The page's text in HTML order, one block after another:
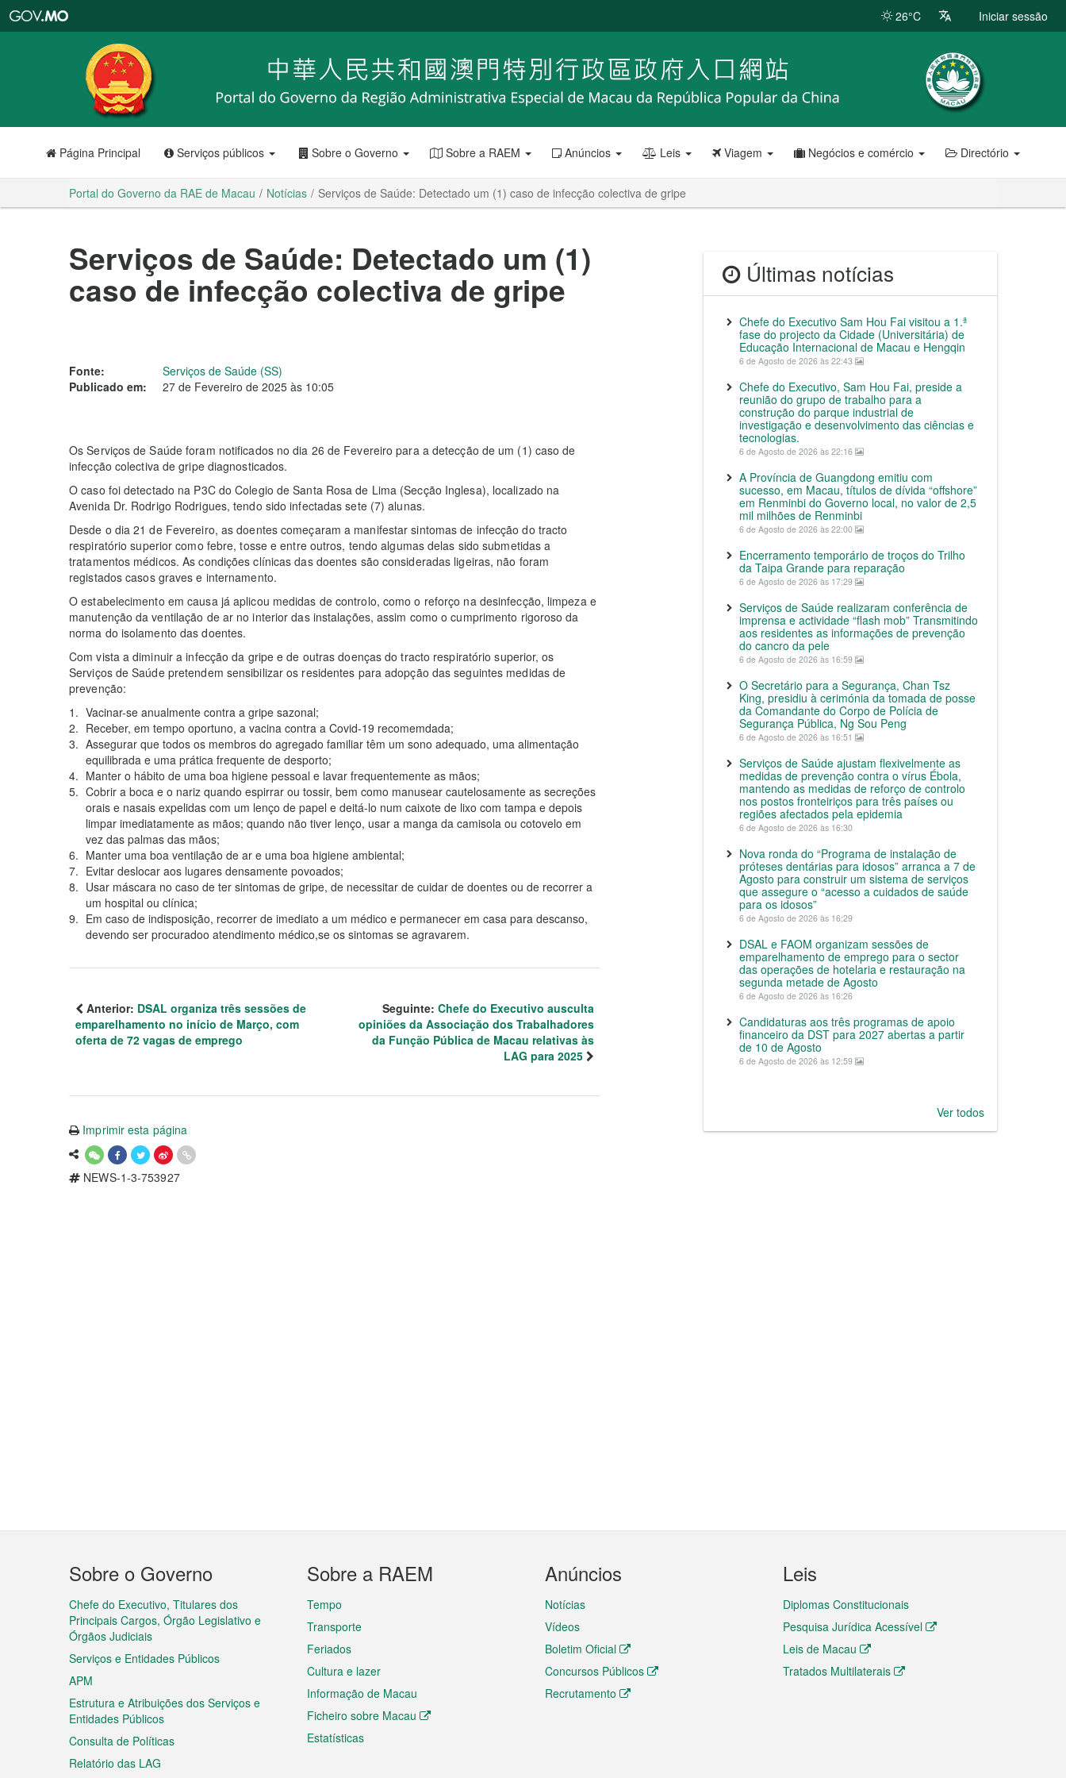
RAE
de
Macau
26°C Iniciar sessão
Página Principal Serviços públicos Sobre o Governo Sobre a RAEM Anúncios Leis Viagem Negócios e comércio Directório
Portal do Governo da RAE de Macau Notícias Serviços de Saúde: Detectado um (1) caso de infecção colectiva de gripe
Serviços de Saúde: Detectado um (1)
caso de infecção colectiva de gripe
Fonte:
Serviços de Saúde (SS)
Publicado em:
27 de Fevereiro de 2025 às 10:05
Os Serviços de Saúde foram notificados no dia 26 de Fevereiro para a detecção de um (1) caso de
infecção colectiva de gripe diagnosticados.
O caso foi detectado na P3C do Colegio de Santa Rosa de Lima (Secção Inglesa), localizado na
Avenida Dr. Rodrigo Rodrigues, tendo sido infectadas sete (7) alunas.
Desde o dia 21 de Fevereiro, as doentes começaram a manifestar sintomas de infecção do tracto
respiratório superior como febre, tosse e entre outros, tendo algumas delas sido submetidas a
tratamentos médicos. As condições clínicas das doentes são consideradas ligeiras, não foram
registados casos graves e internamento.
O estabelecimento em causa já aplicou medidas de controlo, como o reforço na desinfecção, limpeza e
manutenção da ventilação de ar no interior das instalações, assim como o cumprimento rigoroso da
norma do isolamento das doentes.
Com vista a diminuir a infecção da gripe e de outras doenças do tracto respiratório superior, os
Serviços de Saúde pretendem sensibilizar os residentes para adopção das seguintes medidas de
prevenção:
Vacinar-se anualmente contra a gripe sazonal;
Receber, em tempo oportuno, a vacina contra a Covid-19 recomemdada;
Assegurar que todos os membros do agregado familiar têm um sono adequado, uma alimentação
equilibrada e uma prática frequente de desporto;
Manter o hábito de uma boa higiene pessoal e lavar frequentemente as mãos;
Cobrir a boca e o nariz quando espirrar ou tossir, bem como manusear cautelosamente as secreções
orais e nasais expelidas com um lenço de papel e deitá-lo num caixote de lixo com tampa e depois
limpar imediatamente as mãos; quando não tiver lenço, usar a manga da camisola ou cotovelo em
vez das palmas das mãos;
Manter uma boa ventilação de ar e uma boa higiene ambiental;
Evitar deslocar aos lugares densamente povoados;
Usar máscara no caso de ter sintomas de gripe, de necessitar de cuidar de doentes ou de recorrer a
um hospital ou clínica;
Em caso de indisposição, recorrer de imediato a um médico e permanecer em casa para descanso,
devendo ser procuradoo atendimento médico,se os sintomas se agravarem.
Anterior: DSAL organiza três sessões de
emparelhamento no início de Março, com
oferta de 72 vagas de emprego
Seguinte: Chefe do Executivo ausculta
opiniões da Associação dos Trabalhadores
da Função Pública de Macau relativas às
LAG para 2025
Imprimir esta página
NEWS-1-3-753927
Últimas notícias
Chefe do Executivo Sam Hou Fai visitou a 1.ª
fase do projecto da Cidade (Universitária) de
Educação Internacional de Macau e Hengqin
6 de Agosto de 2026 às 22:43
Chefe do Executivo, Sam Hou Fai, preside a
reunião do grupo de trabalho para a
construção do parque industrial de
investigação e desenvolvimento das ciências e
tecnologias.
6 de Agosto de 2026 às 22:16
A Província de Guangdong emitiu com
sucesso, em Macau, títulos de dívida “offshore”
em Renminbi do Governo local, no valor de 2,5
mil milhões de Renminbi
6 de Agosto de 2026 às 22:00
Encerramento temporário de troços do Trilho
da Taipa Grande para reparação
6 de Agosto de 2026 às 17:29
Serviços de Saúde realizaram conferência de
imprensa e actividade “flash mob” Transmitindo
aos residentes as informações de prevenção
do cancro da pele
6 de Agosto de 2026 às 16:59
O Secretário para a Segurança, Chan Tsz
King, presidiu à cerimónia da tomada de posse
da Comandante do Corpo de Polícia de
Segurança Pública, Ng Sou Peng
6 de Agosto de 2026 às 16:51
Serviços de Saúde ajustam flexivelmente as
medidas de prevenção contra o vírus Ébola,
mantendo as medidas de reforço de controlo
nos postos fronteiriços para três países ou
regiões afectados pela epidemia
6 de Agosto de 2026 às 16:30
Nova ronda do “Programa de instalação de
próteses dentárias para idosos” arranca a 7 de
Agosto para construir um sistema de serviços
que assegure o “acesso a cuidados de saúde
para os idosos”
6 de Agosto de 2026 às 16:29
DSAL e FAOM organizam sessões de
emparelhamento de emprego para o sector
das operações de hotelaria e restauração na
segunda metade de Agosto
6 de Agosto de 2026 às 16:26
Candidaturas aos três programas de apoio
financeiro da DST para 2027 abertas a partir
de 10 de Agosto
6 de Agosto de 2026 às 12:59
Ver todos
Menu
do
rodapé
Sobre o Governo
Chefe do Executivo, Titulares dos
Principais Cargos, Órgão Legislativo e
Órgãos Judiciais
Serviços e Entidades Públicos
APM
Estrutura e Atribuições dos Serviços e
Entidades Públicos
Consulta de Políticas
Relatório das LAG
Sobre a RAEM
Tempo
Transporte
Feriados
Cultura e lazer
Informação de Macau
Ficheiro sobre Macau
Estatísticas
Anúncios
Notícias
Vídeos
Boletim Oficial
Concursos Públicos
Recrutamento
Leis
Diplomas Constitucionais
Pesquisa Jurídica Acessível
Leis de Macau
Tratados Multilaterais